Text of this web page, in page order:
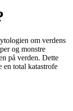
om verdens
og monstre
på verden. Dette
en total katastrofe